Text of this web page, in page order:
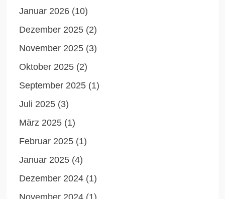
Januar 2026 (10)
Dezember 2025 (2)
November 2025 (3)
Oktober 2025 (2)
September 2025 (1)
Juli 2025 (3)
März 2025 (1)
Februar 2025 (1)
Januar 2025 (4)
Dezember 2024 (1)